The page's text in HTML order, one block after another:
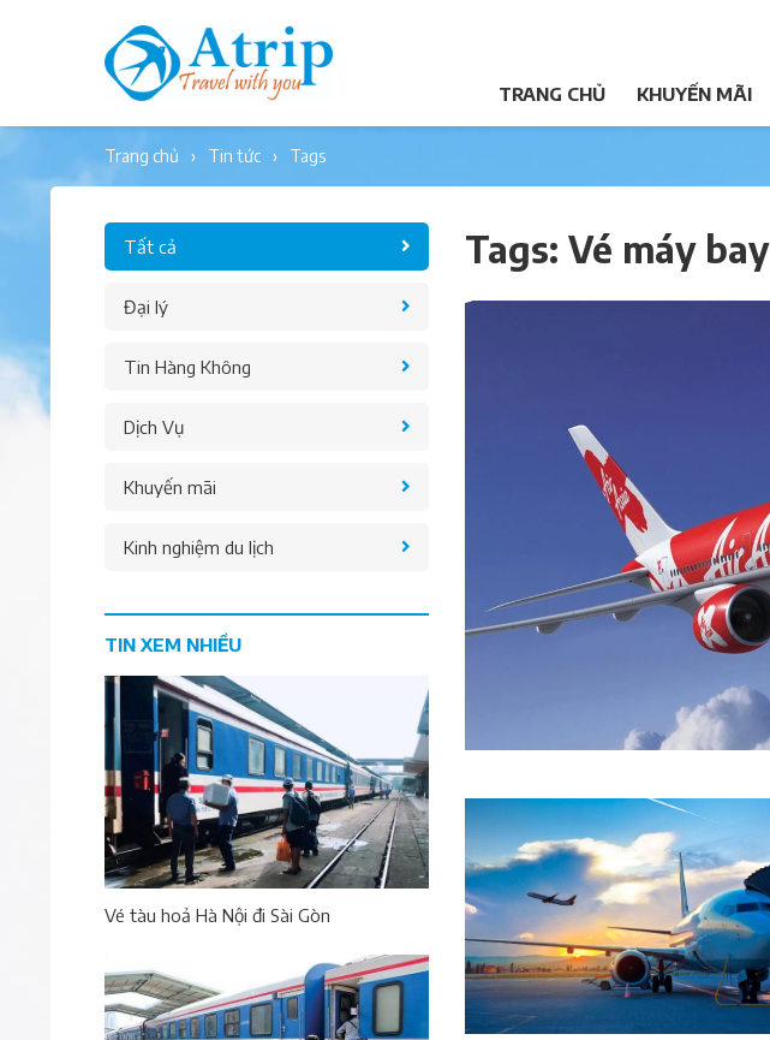
TRANG CHỦ KHUYẾN MÃI
trang chủ tin tức tags
Tất cả
Đại lý
Tin Hàng Không
Dịch Vụ
Khuyến mãi
Kinh nghiệm du lịch
TIN XEM NHIỀU
Vé tàu hoả Hà Nội đi Sài Gòn
Tags: Vé máy bay